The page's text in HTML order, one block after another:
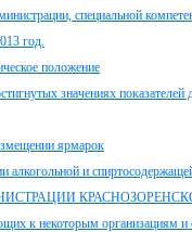
специальной
год.
положение
значениях показателей
ярмарок
алкогольной и
к некоторым организациям и